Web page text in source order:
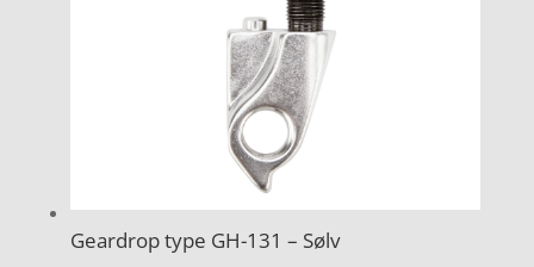
Geardrop type GH-131 – Sølv